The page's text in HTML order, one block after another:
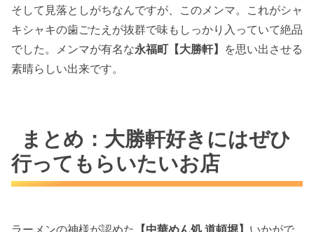
そして見落としがちなんですが、このメンマ。これがシャ
キシャキの歯ごたえが抜群で味もしっかり入っていて絶品
でした。メンマが有名な永福町【大勝軒】 を思い出させる
素晴らしい出来です。
まとめ：大勝軒好きにはぜひ
行ってもらいたいお店